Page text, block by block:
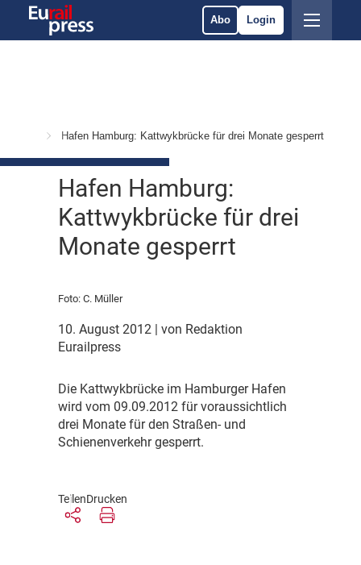
Abo Login
Hafen Hamburg: Kattwykbrücke für drei Monate gesperrt
Hafen Hamburg:
Kattwykbrücke für drei
Monate gesperrt
Foto: C. Müller
10. August 2012
| von Redaktion
Eurailpress
Die Kattwykbrücke im Hamburger Hafen
wird vom 09.09.2012 für voraussichtlich
drei Monate für den Straßen- und
Schienenverkehr gesperrt.
TeilenDrucken